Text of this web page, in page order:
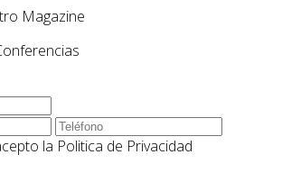
Magazine
la Politica de Privacidad